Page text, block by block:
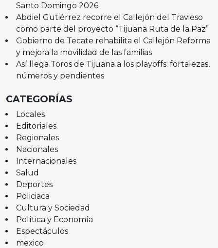
Santo Domingo 2026
Abdiel Gutiérrez recorre el Callejón del Travieso
como parte del proyecto “Tijuana Ruta de la Paz”
Gobierno de Tecate rehabilita el Callejón Reforma
y mejora la movilidad de las familias
Así llega Toros de Tijuana a los playoffs: fortalezas,
números y pendientes
CATEGORÍAS
Locales
Editoriales
Regionales
Nacionales
Internacionales
Salud
Deportes
Policiaca
Cultura y Sociedad
Política y Economía
Espectáculos
mexico